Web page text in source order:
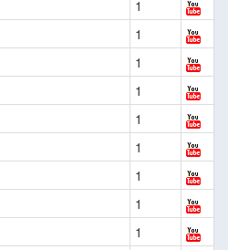
1
1
1
1
1
1
1
1
1